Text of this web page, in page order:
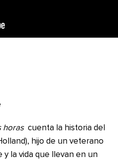
horas cuenta la historia del
hijo de un veterano
la vida que llevan en un